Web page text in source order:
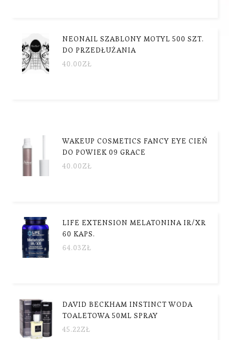
NEONAIL SZABLONY MOTYL 500 SZT.
DO PRZEDŁUŻANIA
40.00ZŁ
WAKEUP COSMETICS FANCY EYE CIEŃ
DO POWIEK 09 GRACE
40.00ZŁ
LIFE EXTENSION MELATONINA IR/XR
60 KAPS.
64.03ZŁ
DAVID BECKHAM INSTINCT WODA
TOALETOWA 50ML SPRAY
45.22ZŁ